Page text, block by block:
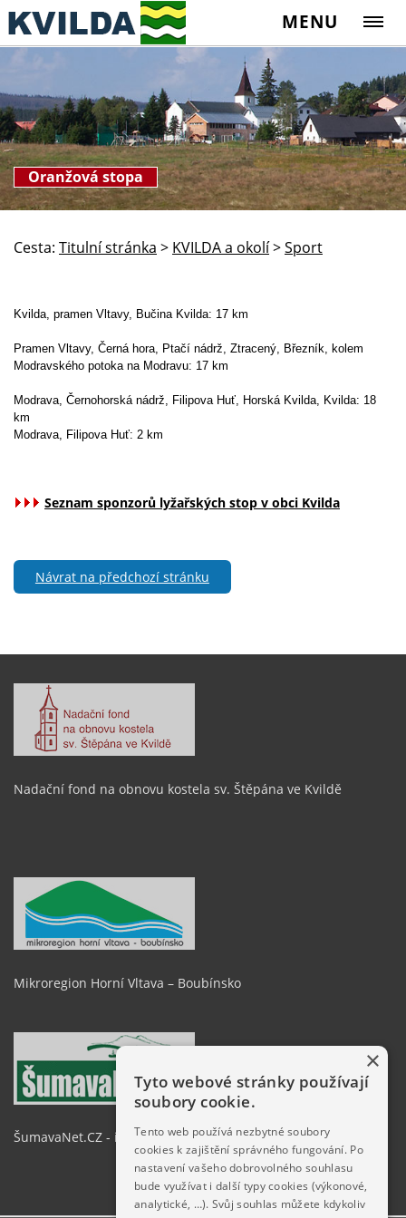
MENU
Oranžová stopa
Cesta: Titulní stránka > KVILDA a okolí>Sport
Kvilda, pramen Vltavy, Bučina Kvilda: 17 km
Pramen Vltavy, Černá hora, Ptačí nádrž, Ztracený, Březník, kolem
Modravského potoka na Modravu: 17 km
Modrava, Černohorská nádrž, Filipova Huť, Horská Kvilda, Kvilda: 18
km
Modrava, Filipova Huť: 2 km
Seznam sponzorů lyžařských stop v obci Kvilda
Návrat na předchozí stránku
Nadační fond na obnovu kostela sv. Štěpána ve Kvildě
Mikroregion Horní Vltava – Boubínsko
ŠumavaNet.CZ - informace o regionu
×
Tyto webové stránky používají
soubory cookie.
Tento web používá nezbytné soubory
cookies k zajištění správného fungování. Po
nastavení vašeho dobrovolného souhlasu
bude využívat i další typy cookies (výkonové,
analytické, …). Svůj souhlas můžete kdykoliv